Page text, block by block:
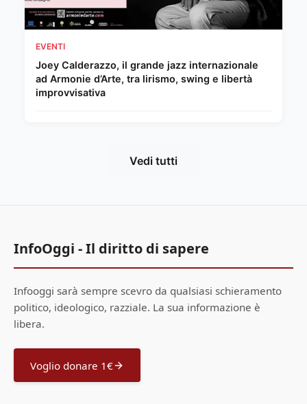
EVENTI
Joey Calderazzo, il grande jazz internazionale
ad Armonie d’Arte, tra lirismo, swing e libertà
improvvisativa
Vedi tutti
InfoOggi - Il diritto di sapere
Infooggi sarà sempre scevro da qualsiasi schieramento
politico, ideologico, razziale. La sua informazione è
libera.
Voglio donare 1€